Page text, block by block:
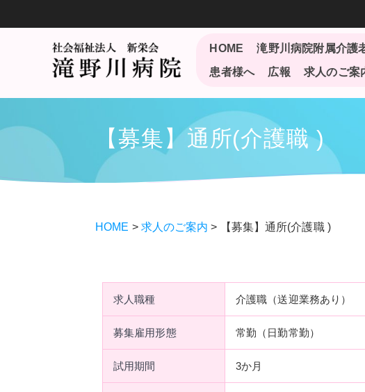
ン
プ
HOME 滝野川病院附属介護
患者様へ
広報 求人のご案
【募集】通所(介護職 )
HOME > 求人のご案内 > 【募集】通所(介護職 )
求人職種 介護職（送迎業務あり）
募集雇用形態 常勤（日勤常勤）
試用期間 3か月